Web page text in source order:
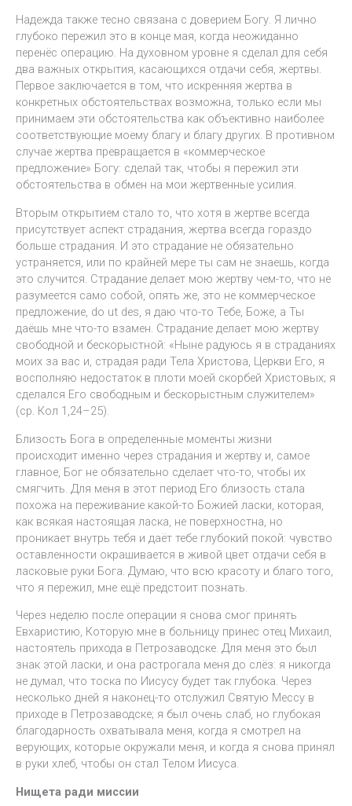
Надежда также тесно связана с доверием Богу. Я лично
глубоко пережил это в конце мая, когда неожиданно
перенёс операцию. На духовном уровне я сделал для себя
два важных открытия, касающихся отдачи себя, жертвы.
Первое заключается в том, что искренняя жертва в
конкретных обстоятельствах возможна, только если мы
принимаем эти обстоятельства как объективно наиболее
соответствующие моему благу и благу других. В противном
случае жертва превращается в «коммерческое
предложение» Богу: сделай так, чтобы я пережил эти
обстоятельства в обмен на мои жертвенные усилия.
Вторым открытием стало то, что хотя в жертве всегда
присутствует аспект страдания, жертва всегда гораздо
больше страдания. И это страдание не обязательно
устраняется, или по крайней мере ты сам не знаешь, когда
это случится. Страдание делает мою жертву чем-то, что не
разумеется само собой, опять же, это не коммерческое
предложение, do ut des, я даю что-то Тебе, Боже, а Ты
даёшь мне что-то взамен. Страдание делает мою жертву
свободной и бескорыстной: «Ныне радуюсь я в страданиях
моих за вас и, страдая ради Тела Христова, Церкви Его, я
восполняю недостаток в плоти моей скорбей Христовых; я
сделался Его свободным и бескорыстным служителем»
(ср. Кол 1,24–25).
Близость Бога в определенные моменты жизни
происходит именно через страдания и жертву и, самое
главное, Бог не обязательно сделает что-то, чтобы их
смягчить. Для меня в этот период Его близость стала
похожа на переживание какой-то Божией ласки, которая,
как всякая настоящая ласка, не поверхностна, но
проникает внутрь тебя и даёт тебе глубокий покой: чувство
оставленности окрашивается в живой цвет отдачи себя в
ласковые руки Бога. Думаю, что всю красоту и благо того,
что я пережил, мне ещё предстоит познать.
Через неделю после операции я снова смог принять
Евхаристию, Которую мне в больницу принес отец Михаил,
настоятель прихода в Петрозаводске. Для меня это был
знак этой ласки, и она растрогала меня до слёз: я никогда
не думал, что тоска по Иисусу будет так глубока. Через
несколько дней я наконец-то отслужил Святую Мессу в
приходе в Петрозаводске; я был очень слаб, но глубокая
благодарность охватывала меня, когда я смотрел на
верующих, которые окружали меня, и когда я снова принял
в руки хлеб, чтобы он стал Телом Иисуса.
Нищета ради миссии